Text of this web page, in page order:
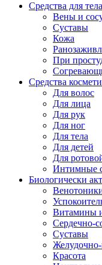
Средства для тела
Вены и
Суставы
Кожа
При
Средства
Для волос
Для лица
Для рук
Для ног
Для тела
Для детей
Для
Интимные
Биологически
Витамины
Сердечно-
Суставы
Красота